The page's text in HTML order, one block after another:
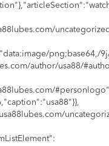
png;base64,/9j/
author/usa88/